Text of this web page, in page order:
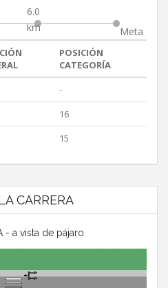
6.0
km
Meta
POSICIÓN
CATEGORÍA
-
16
15
CARRERA
- a vista de pájaro